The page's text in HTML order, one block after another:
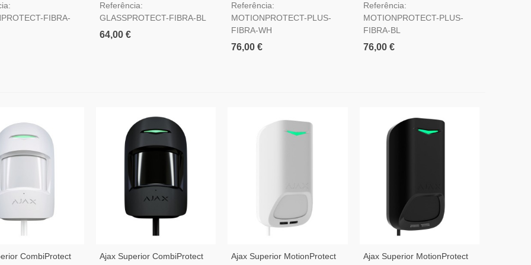
FIBRA-
Referência:
GLASSPROTECT-FIBRA-BL
64,00 €
Micro-Ondas
Referência:
MOTIONPROTECT-PLUS-
FIBRA-WH
76,00 €
Micro-Ondas
Referência:
MOTIONPROTECT-PLUS-
FIBRA-BL
76,00 €
CombiProtect
Ajax Superior CombiProtect
Ajax Superior MotionProtect
Ajax Superior MotionProtect